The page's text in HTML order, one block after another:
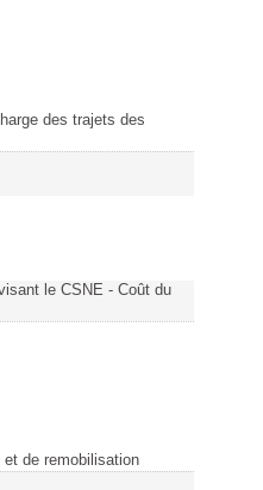
des trajets des
le CSNE - Coût du
de remobilisation